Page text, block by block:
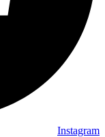
Instagram